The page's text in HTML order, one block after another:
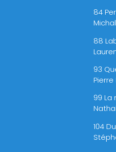
84
88
93
99
104